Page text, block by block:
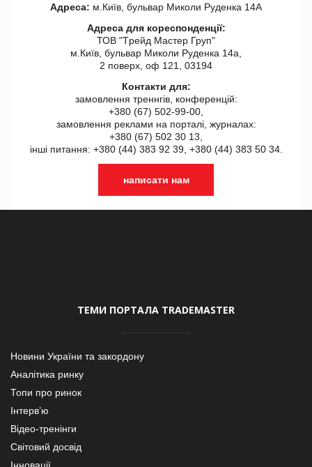
Адреса: м.Київ, бульвар Миколи Руденка 14А
Адреса для кореспонденції:
ТОВ "Tрейд Мастер Груп"
м.Київ, бульвар Миколи Руденка 14а,
2 поверх, оф 121, 03194
Контакти для:
замовлення треннгів, конференцій:
+380 (67) 502-99-00,
замовлення реклами на порталі, журналах:
+380 (67) 502 30 13,
інші питання: +380 (44) 383 92 39, +380 (44) 383 50 34.
написати нам
ТЕМИ ПОРТАЛА TRADEMASTER
Новини України та закордону
Аналітика ринку
Топи про ринок
Інтерв’ю
Відео-тренінги
Світовий досвід
Інновації